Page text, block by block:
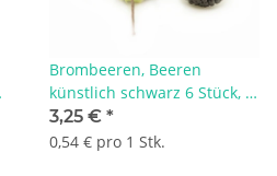
Brombeeren, Beeren
künstlich schwarz 6 Stück, D
2 cm mit Draht
3,25 € *
0,54 € pro 1 Stk.